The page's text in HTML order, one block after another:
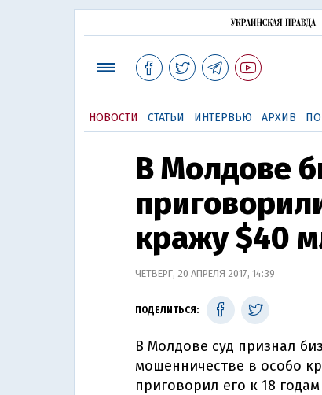
НОВОСТИ СТАТЬИ ИНТЕРВЬЮ АРХИВ
В Молдове
кражу $40
ЧЕТВЕРГ, 20 АПРЕЛЯ 2017, 14:39
ПОДЕЛИТЬСЯ:
В Молдове суд признал
мошенничестве в особо
приговорил его к 18